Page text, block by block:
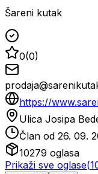
Šareni kutak
0(0)
https://
Ulica Josipa
Član od 26. 09.
10279 oglasa
Prikaži sve oglase(